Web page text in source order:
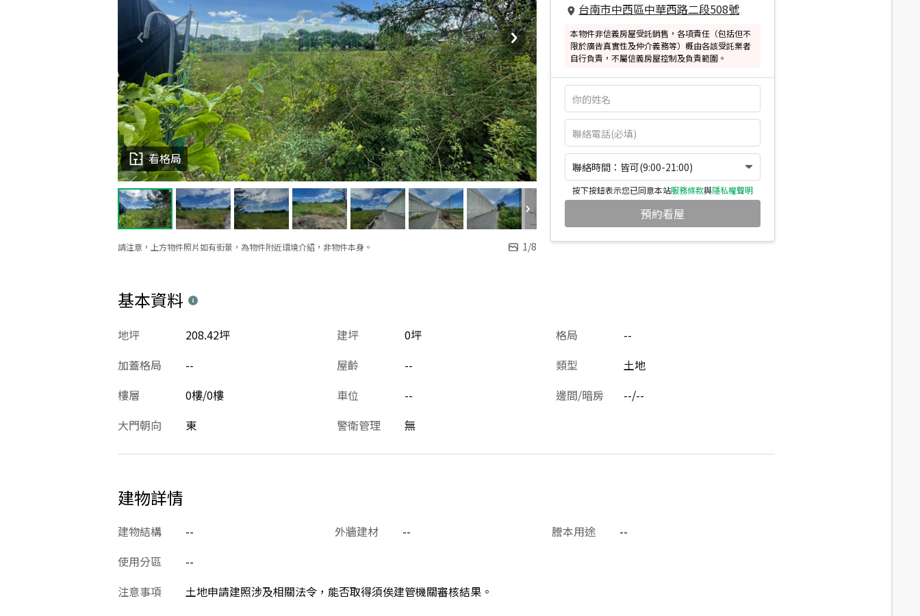
請注意，上方物件照片如有街景，為物件附近環境介紹，非物件本身。 1/8
看格局
台南市中西區中華西路二段508號
本物件非信義房屋受託銷售，各項責任（包括但不
限於廣告真實性及仲介義務等）概由各該受託業者
自行負責，不屬信義房屋控制及負責範圍。
聯絡時間：皆可(9:00-21:00)
按下按鈕表示您已同意本站服務條款與隱私權聲明
預約看屋
基本資料
建坪 0坪
地坪 208.42坪 格局
--
加蓋格局
-- 屋齡 -- 類型
土地
樓層
0樓/0樓 車位 -- 邊間/暗房
--/--
大門朝向
東 警衛管理 無
建物詳情
建物結構 -- 外牆建材 -- 謄本用途
--
使用分區
--
注意事項
土地申請建照涉及相關法令，能否取得須俟建管機關審核結果。